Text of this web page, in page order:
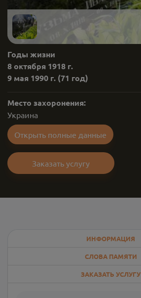
Годы жизни
8 октября 1918 г.
9 мая 1990 г. (71 год)
Место захоронения:
Украина
Открыть полные данные
Заказать услугу
ИНФОРМАЦИЯ
СЛОВА ПАМЯТИ
ЗАКАЗАТЬ УСЛУГУ